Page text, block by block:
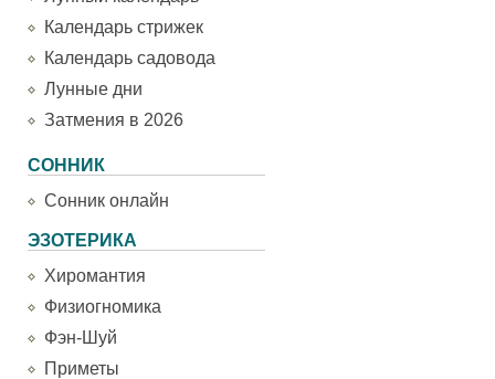
Календарь стрижек
Календарь садовода
Лунные дни
Затмения в 2026
СОННИК
Сонник онлайн
ЭЗОТЕРИКА
Хиромантия
Физиогномика
Фэн-Шуй
Приметы